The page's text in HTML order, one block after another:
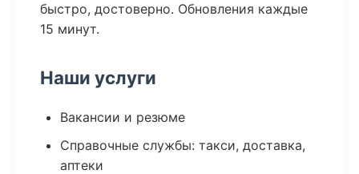
быстро, достоверно. Обновления каждые
15 минут.
Наши услуги
Вакансии и резюме
Справочные службы: такси, доставка,
аптеки